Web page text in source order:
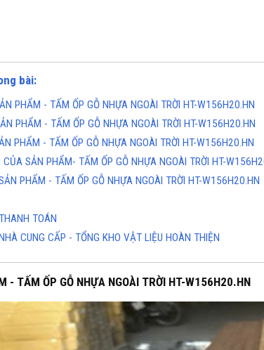
bài:
PHẨM - TẤM ỐP GỖ NHỰA NGOÀI TRỜI HT-W156H20.HN
PHẨM - TẤM ỐP GỖ NHỰA NGOÀI TRỜI HT-W156H20.HN
PHẨM - TẤM ỐP GỖ NHỰA NGOÀI TRỜI HT-W156H20.HN
CỦA SẢN PHẨM- TẤM ỐP GỖ NHỰA NGOÀI TRỜI HT-
PHẨM - TẤM ỐP GỖ NHỰA NGOÀI TRỜI HT-W156H20.HN
TOÁN
CUNG CẤP - TỔNG KHO VẬT LIỆU HOÀN THIỆN
- TẤM ỐP GỖ NHỰA NGOÀI TRỜI HT-W156H20.HN